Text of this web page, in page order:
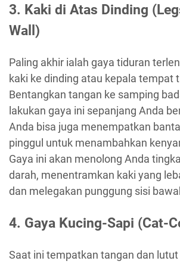
3. Kaki di Atas Dinding
Wall)
Paling akhir ialah gaya tiduran
kaki ke dinding atau kepala tempat
Bentangkan tangan ke samping
lakukan gaya ini sepanjang Anda
Anda bisa juga menempatkan
pinggul untuk menambahkan
Gaya ini akan menolong Anda
darah, menentramkan kaki yang
dan melegakan punggung sisi
4. Gaya Kucing-Sapi (Cat-
Saat ini tempatkan tangan dan lutut